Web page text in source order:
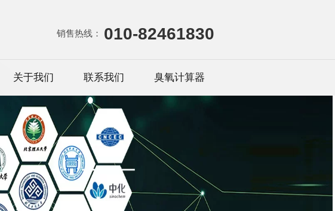
销售热线： 010-82461830
关于我们 联系我们 臭氧计算器